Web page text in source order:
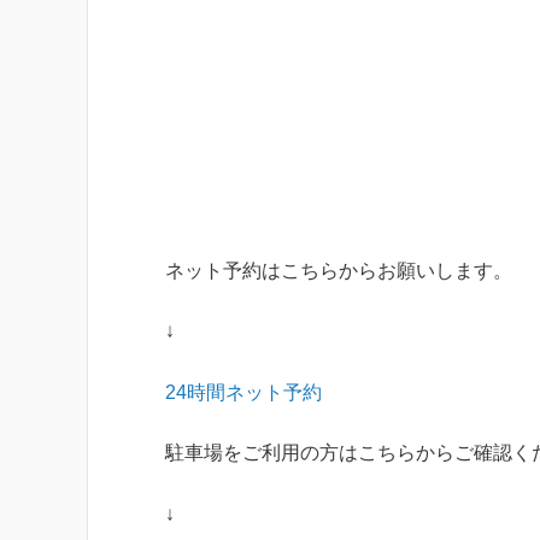
ネット予約はこちらからお願いします。
↓
24時間ネット予約
駐車場をご利用の方はこちらからご確認く
↓